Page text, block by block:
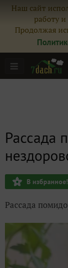
Наш сайт
работу
Продолжая
Рассада
В избранное!
Рассада